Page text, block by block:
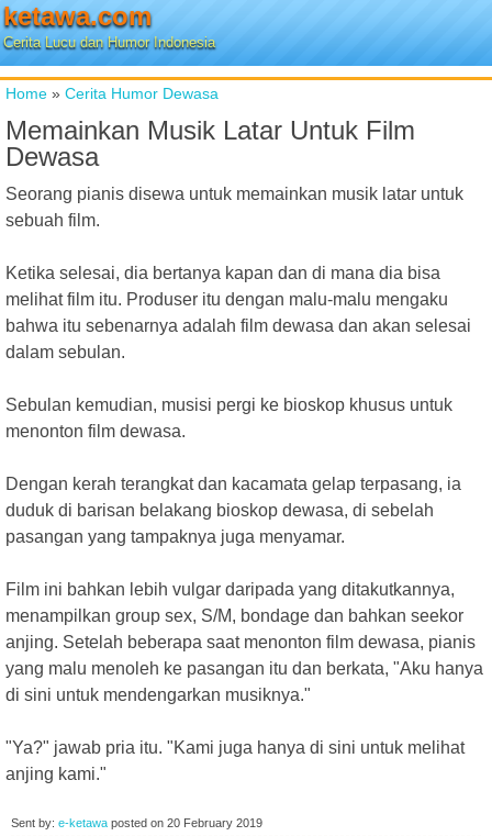
ketawa.com
Cerita Lucu dan Humor Indonesia
Home » Cerita Humor Dewasa
Memainkan Musik Latar Untuk Film
Dewasa
Seorang pianis disewa untuk memainkan musik latar untuk
sebuah film.
Ketika selesai, dia bertanya kapan dan di mana dia bisa
melihat film itu. Produser itu dengan malu-malu mengaku
bahwa itu sebenarnya adalah film dewasa dan akan selesai
dalam sebulan.
Sebulan kemudian, musisi pergi ke bioskop khusus untuk
menonton film dewasa.
Dengan kerah terangkat dan kacamata gelap terpasang, ia
duduk di barisan belakang bioskop dewasa, di sebelah
pasangan yang tampaknya juga menyamar.
Film ini bahkan lebih vulgar daripada yang ditakutkannya,
menampilkan group sex, S/M, bondage dan bahkan seekor
anjing. Setelah beberapa saat menonton film dewasa, pianis
yang malu menoleh ke pasangan itu dan berkata, "Aku hanya
di sini untuk mendengarkan musiknya."
"Ya?" jawab pria itu. "Kami juga hanya di sini untuk melihat
anjing kami."
Sent by: e-ketawa posted on 20 February 2019